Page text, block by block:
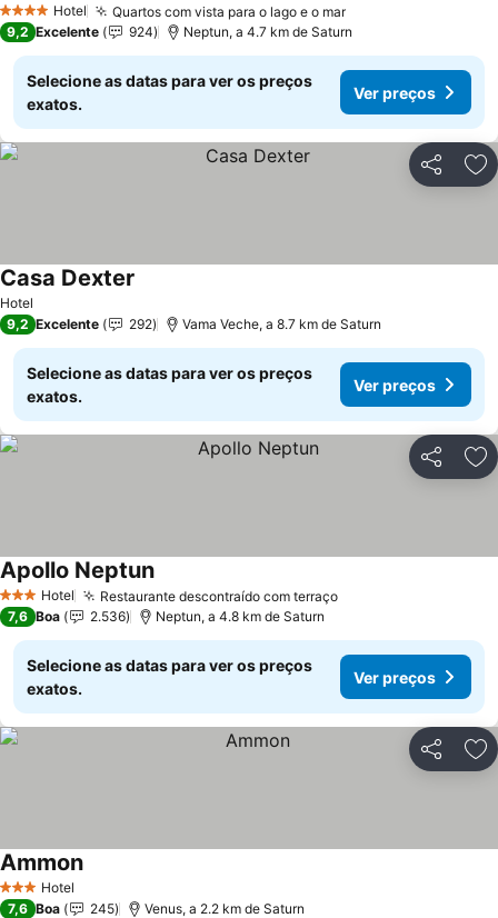
4 EstrelasHotel Quartos com vista para o lago e o marVer preços
9,2 Excelente 924 Neptun, a 4.7 km de Saturn
Selecione as datas para ver os preços
exatos.
Ver preços
Partilhar
Hotel
Casa Dexter
9,2 Excelente 292 Vama Veche, a 8.7 km de Saturn
Selecione as datas para ver os preços
exatos.
Ver preços
Partilhar
3 EstrelasHotel Restaurante descontraído com terraçoVer preços
Apollo NeptunVer preços
7,6 Boa 2.536 Neptun, a 4.8 km de Saturn
Selecione as datas para ver os preços
exatos.
Ver preços
Partilhar
3 EstrelasHotel
AmmonVer preços
7,6 Boa 245 Venus, a 2.2 km de Saturn